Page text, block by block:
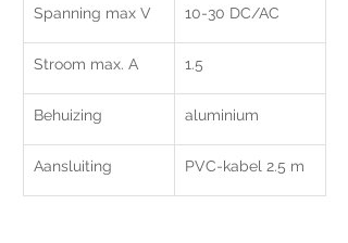
Spanning max V 10-30 DC/AC
Stroom max. A 1.5
Behuizing aluminium
Aansluiting PVC-kabel 2.5 m